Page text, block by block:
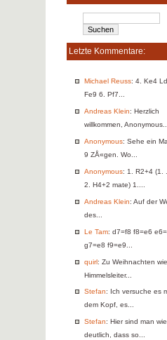
Letzte Kommentare:
Michael Reuss: 4. Ke4
Fe9 6. Pf7...
Andreas Klein: Herzlich
willkommen, Anonymous...
Anonymous: Sehe ein
9 ZÅ«gen. Wo...
Anonymous: 1. R2+4 (1.
2. H4+2 mate) 1....
Andreas Klein: Auf der
des...
Le Tam: d7=f8 f8=e6
g7=e8 f9=e9...
quirl: Zu Weihnachten
Himmelsleiter...
Stefan: Ich versuche es
dem Kopf, es...
Stefan: Hier sind man
deutlich, dass so...